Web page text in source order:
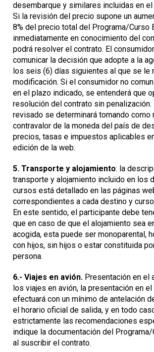
desembarque y similares incluidas en el
Si la revisión del precio supone un
8% del precio total del Programa/Curso
inmediatamente en conocimiento del
podrá resolver el contrato. El
comunicar la decisión que adopte a la
los seis (6) días siguientes al que se le
modificación. Si el consumidor no
en el plazo indicado, se entenderá que
resolución del contrato sin penalización.
revisado se determinará tomando como
contravalor de la moneda del país de
precios, tasas e impuestos aplicables
edición de la web.
5. Transporte y alojamiento: la
transporte y alojamiento incluido en los
cursos está detallado en las páginas
correspondientes a cada destino y
En este sentido, el participante debe
que en caso de que el alojamiento sea
acogida, esta puede ser monoparental,
con hijos, sin hijos o estar constituida
persona.
6.- Viajes en avión. Presentación en el
los viajes en avión, la presentación en
efectuará con un mínimo de antelación
el horario oficial de salida, y en todo
estrictamente las recomendaciones
indique la documentación del
al suscribir el contrato.